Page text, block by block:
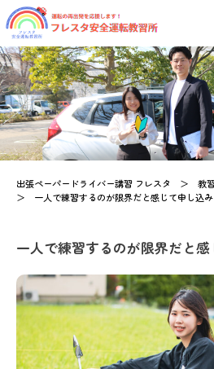
出張ペーパードライバー講習 フレスタ ＞ 教
＞ 一人で練習するのが限界だと感じて申し込
一人で練習するのが限界だと